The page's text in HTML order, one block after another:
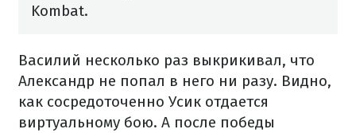
Kombat.
Василий несколько раз выкрикивал, что
Александр не попал в него ни разу. Видно,
как сосредоточенно Усик отдается
виртуальному бою. А после победы